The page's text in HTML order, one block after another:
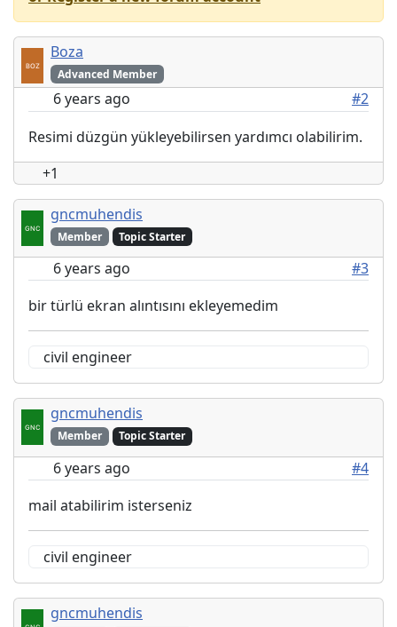
Boza
Advanced Member
6 years ago
#2
Resimi düzgün yükleyebilirsen yardımcı olabilirim.
+1
gncmuhendis
Member Topic Starter
6 years ago
#3
bir türlü ekran alıntısını ekleyemedim
civil engineer
gncmuhendis
Member Topic Starter
6 years ago
#4
mail atabilirim isterseniz
civil engineer
gncmuhendis